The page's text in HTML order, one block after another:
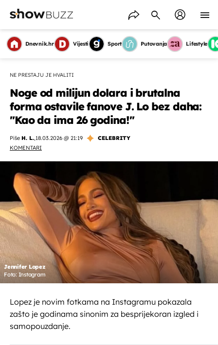
Dnevnik.hr Vijesti Sport Putovanja Lifestyle
NE PRESTAJU JE HVALITI
Noge od milijun dolara i brutalna
forma ostavile fanove J. Lo bez daha:
''Kao da ima 26 godina!''
Piše H. L.,18.03.2026 @ 21:19
CELEBRITY
KOMENTARI
Jennifer Lopez
Foto: Instagram
Lopez je novim fotkama na Instagramu pokazala
zašto je godinama sinonim za besprijekoran izgled i
samopouzdanje.
OMOGUĆI OBAVIJESTI